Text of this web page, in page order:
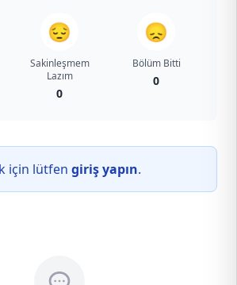
😔
Sakinleşmem
Lazım
0
😞
Bölüm Bitti
0
için lütfen giriş yapın.